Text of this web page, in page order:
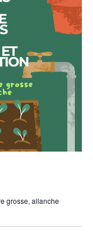
grosse, allanche